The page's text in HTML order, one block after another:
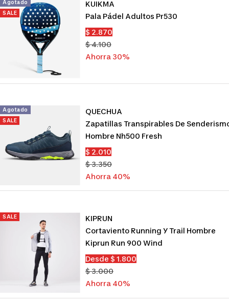
Agotado
SALE
KUIKMA
Pala Pádel Adultos Pr530
Precio
de
venta
$ 2.870
Precio
normal
$ 4.100
Ahorra 30%
Agotado
SALE
QUECHUA
Zapatillas Transpirables De
Hombre Nh500 Fresh
Precio
de
venta
$ 2.010
Precio
normal
$ 3.350
Ahorra 40%
SALE
KIPRUN
Cortaviento Running Y Trail Hombre
Kiprun Run 900 Wind
Precio
de
venta
Desde $ 1.800
Precio
normal
$ 3.000
Ahorra 40%